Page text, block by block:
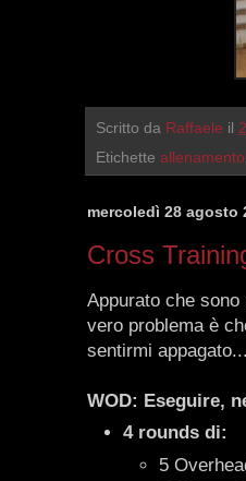
Scritto da Raffaele il
Etichette allenamento
mercoledì 28 agosto
Cross
Appurato che
vero problema è
sentirmi
WOD: Eseguire,
4 rounds di:
5